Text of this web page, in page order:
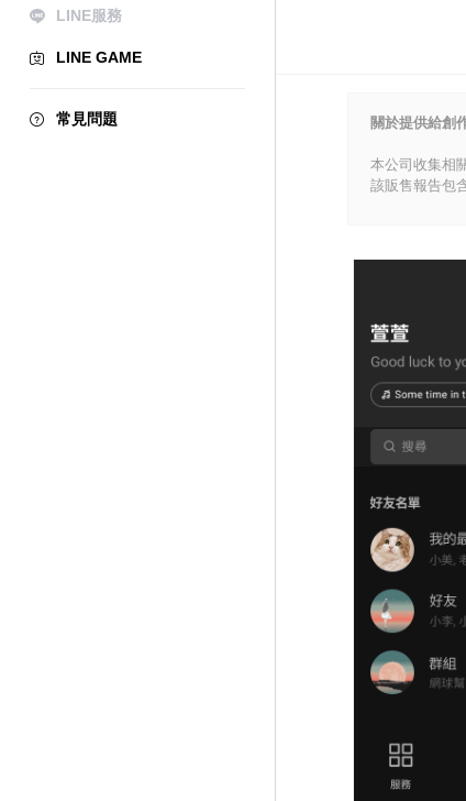
LINE服務
LINE GAME
常見問題 關於提供給創
本公司收集相
該販售報告包